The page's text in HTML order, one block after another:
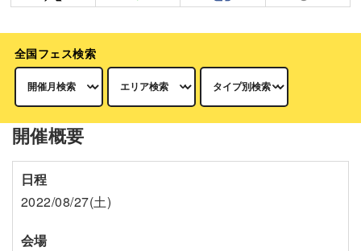
全国フェス検索
開催概要
日程
2022/08/27(土)
会場